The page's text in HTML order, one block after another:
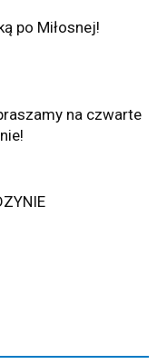
po Miłosnej!
na czwarte